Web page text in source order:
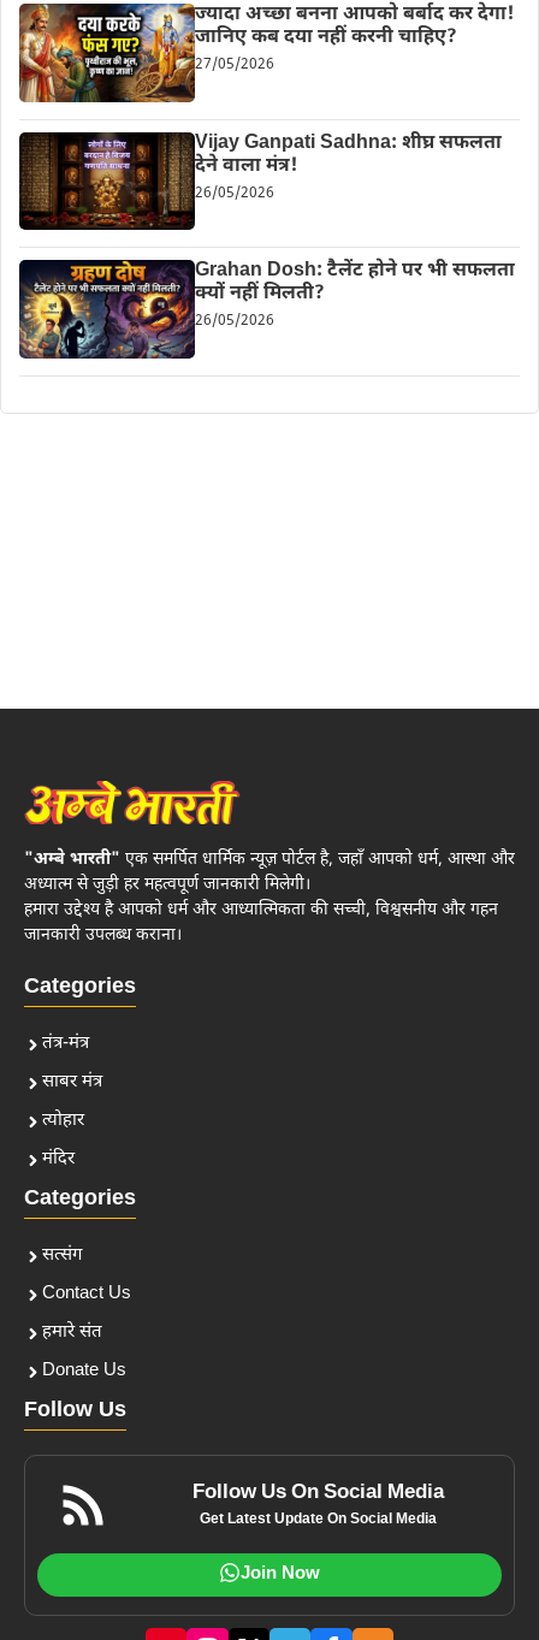
ज्यादा अच्छा बनना आपको बर्बाद कर देगा!
जानिए कब दया नहीं करनी चाहिए?
27/05/2026
Vijay Ganpati Sadhna: शीघ्र सफलता
देने वाला मंत्र!
26/05/2026
Grahan Dosh: टैलेंट होने पर भी सफलता
क्यों नहीं मिलती?
26/05/2026
"अम्बे भारती" एक समर्पित धार्मिक न्यूज़ पोर्टल है, जहाँ आपको धर्म, आस्था और
अध्यात्म से जुड़ी हर महत्वपूर्ण जानकारी मिलेगी।
हमारा उद्देश्य है आपको धर्म और आध्यात्मिकता की सच्ची, विश्वसनीय और गहन
जानकारी उपलब्ध कराना।
Categories
तंत्र-मंत्र
साबर मंत्र
त्योहार
मंदिर
Categories
सत्संग
Contact Us
हमारे संत
Donate Us
Follow Us
Follow Us On Social Media
Get Latest Update On Social Media
Join Now